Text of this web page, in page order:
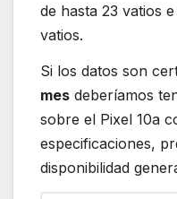
de hasta 23 vatios
vatios.
Si los datos son
mes deberíamos
sobre el Pixel 10a
especificaciones,
disponibilidad